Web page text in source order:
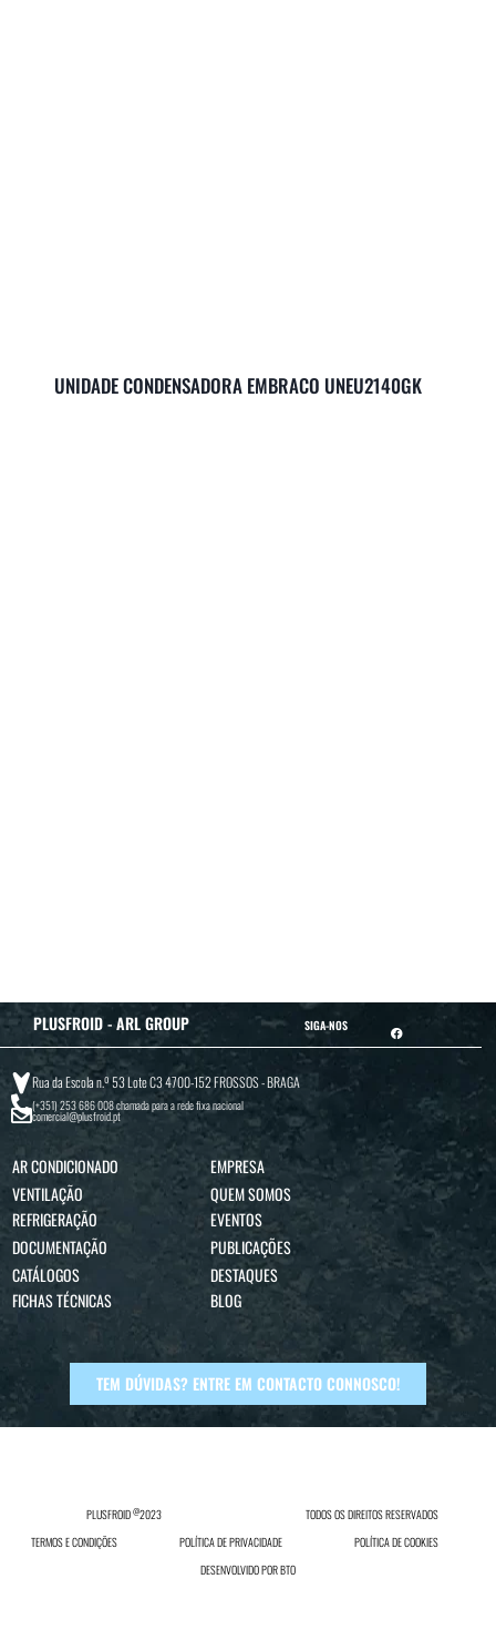
UNIDADE CONDENSADORA EMBRACO UNEU2140GK
PLUSFROID - ARL GROUP SIGA-NOS
Rua da Escola n.º 53 Lote C3 4700-152 FROSSOS - BRAGA
(+351) 253 686 008chamada para a rede fixa nacional
comercial@plusfroid.pt
AR CONDICIONADO
VENTILAÇÃO
REFRIGERAÇÃO
EMPRESA
QUEM SOMOS
EVENTOS
DOCUMENTAÇÃO
CATÁLOGOS
FICHAS TÉCNICAS
PUBLICAÇÕES
DESTAQUES
BLOG
TEM DÚVIDAS? ENTRE EM CONTACTO CONNOSCO!
PLUSFROID@2023
TODOS OS DIREITOS RESERVADOS
TERMOS E CONDIÇÕES
POLÍTICA DE PRIVACIDADE
POLÍTICA DE COOKIES
DESENVOLVIDO PORBTO